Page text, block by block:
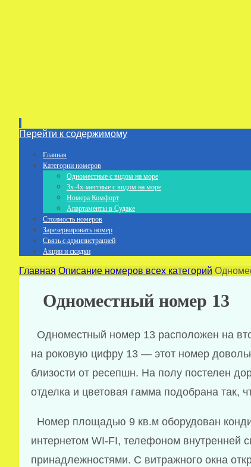
Перейти к содержимому
Главная
Категории номеров
Одноместные с видом на море
3х-4х-местные с видом на море
Номера Комфорт
Апартаменты в Судаке
Стоимость номеров
Зарезервировать номер
Связь с администрацией
Акции и скидки
Главная Описание номеров всех категорий
Одноместный номер 13
Одноместный номер 13 расположен на
на роковую цифру 13 — этот номер
близости от ресепшн. На полу постелен
отделка и цветовая гамма подобрана так,
Номер площадью 9 кв.м оборудован
интернетом WI-FI, телефоном внутренней
принадлежностями. С витражного окна